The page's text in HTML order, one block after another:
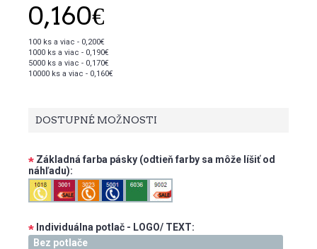
0,160€
100 ks a viac - 0,200€
1000 ks a viac - 0,190€
5000 ks a viac - 0,170€
10000 ks a viac - 0,160€
DOSTUPNÉ MOŽNOSTI
* Základná farba pásky (odtieň farby sa môže líšiť od
náhľadu):
* Individuálna potlač - LOGO/ TEXT:
Bez potlače